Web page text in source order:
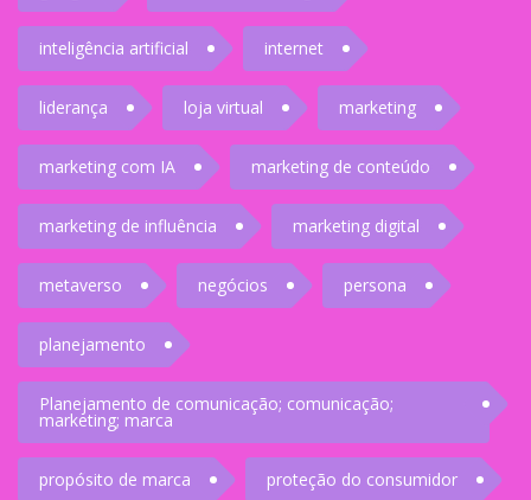
inteligência artificial internet
liderança loja virtual marketing
marketing com IA marketing de conteúdo
marketing de influência marketing digital
metaverso negócios persona
planejamento
Planejamento de comunicação; comunicação;
marketing; marca
propósito de marca proteção do consumidor